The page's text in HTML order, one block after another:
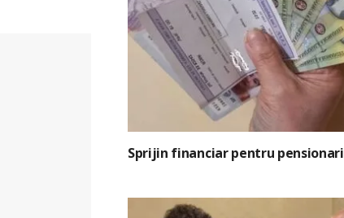
Sprijin financiar pentru pensionari